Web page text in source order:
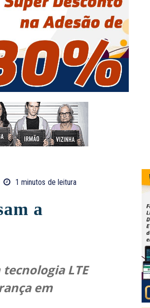
1 minutos de leitura
a
LTE
em